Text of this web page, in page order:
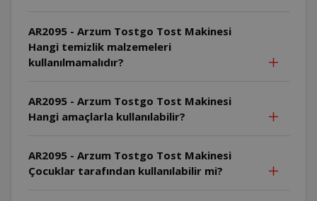
AR2095 - Arzum Tostgo Tost Makinesi
Hangi temizlik malzemeleri
kullanılmamalıdır?
AR2095 - Arzum Tostgo Tost Makinesi
Hangi amaçlarla kullanılabilir?
AR2095 - Arzum Tostgo Tost Makinesi
Çocuklar tarafından kullanılabilir mi?